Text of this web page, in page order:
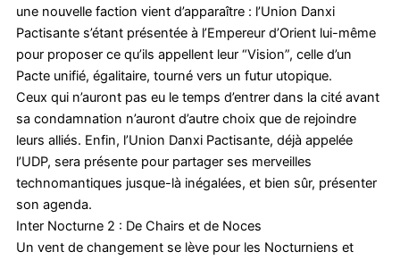
une nouvelle faction vient d’apparaître : l’Union Danxi
Pactisante s’étant présentée à l’Empereur d’Orient lui-même
pour proposer ce qu’ils appellent leur “Vision”, celle d’un
Pacte unifié, égalitaire, tourné vers un futur utopique.
Ceux qui n’auront pas eu le temps d’entrer dans la cité avant
sa condamnation n’auront d’autre choix que de rejoindre
leurs alliés. Enfin, l’Union Danxi Pactisante, déjà appelée
l’UDP, sera présente pour partager ses merveilles
technomantiques jusque-là inégalées, et bien sûr, présenter
son agenda.
Inter Nocturne 2 : De Chairs et de Noces
Un vent de changement se lève pour les Nocturniens et